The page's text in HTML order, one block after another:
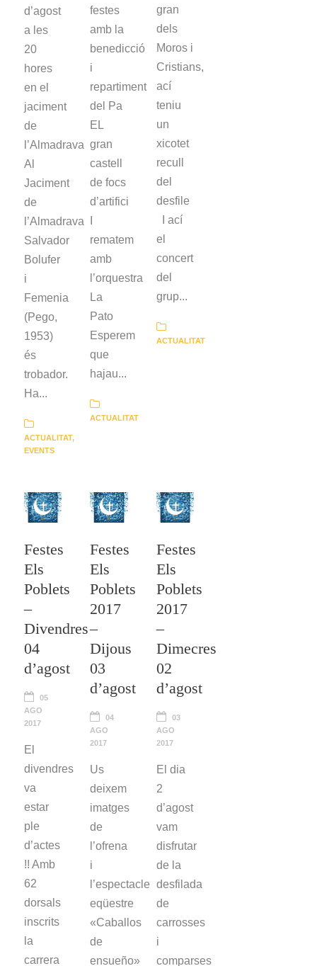
d’agost
a les
20
hores
en el
jaciment
de
l’Almadrava
Al
Jaciment
de
l’Almadrava
Salvador
Bolufer
i
Femenia
(Pego,
1953)
és
trobador.
Ha...
ACTUALITAT,
EVENTS
festes
amb la
benedicció
i
repartiment
del Pa
EL
gran
castell
de focs
d’artifici
rematem
amb
l’orquestra
La
Pato
Esperem
que
hajau...
ACTUALITAT
gran
dels
Moros i
Cristians,
ací
teniu
un
xicotet
recull
del
desfile
I ací
el
concert
del
grup...
ACTUALITAT
Festes
Els
Poblets
–
Divendres
04
d’agost
05
AGO
2017
El
divendres
va
estar
ple
d’actes
!! Amb
62
dorsals
inscrits
la
carrera
Festes
Els
Poblets
2017
–
Dijous
03
d’agost
04
AGO
2017
Us
deixem
imatges
de
l’ofrena
i
l’espectacle
eqüestre
«Caballos
de
ensueño»
Festes
Els
Poblets
2017
–
Dimecres
02
d’agost
03
AGO
2017
El dia
2
d’agost
vam
disfrutar
de la
desfilada
de
carrosses
i
comparses